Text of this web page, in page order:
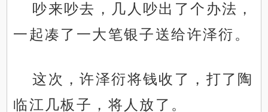
吵来吵去，几人吵出了个办法，
一起凑了一大笔银子送给许泽衍。
这次，许泽衍将钱收了，打了陶
临江几板子，将人放了。